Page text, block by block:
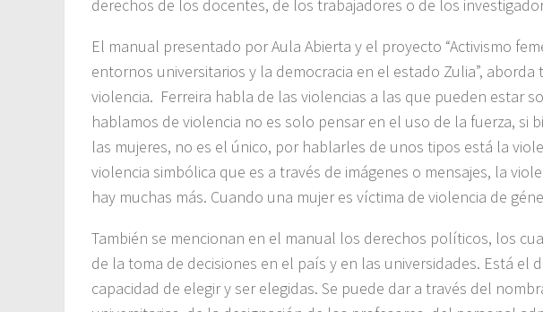
derechos de los docentes, de los trabajadores o de los
El manual presentado por Aula Abierta y el proyecto “Activismo
entornos universitarios y la democracia en el estado Zulia”,
violencia. Ferreira habla de las violencias a las que pueden estar
hablamos de violencia no es solo pensar en el uso de la fuerza, si
las mujeres, no es el único, por hablarles de unos tipos está la
violencia simbólica que es a través de imágenes o mensajes, la
hay muchas más. Cuando una mujer es víctima de violencia de
También se mencionan en el manual los derechos políticos, los
de la toma de decisiones en el país y en las universidades. Está el
capacidad de elegir y ser elegidas. Se puede dar a través del